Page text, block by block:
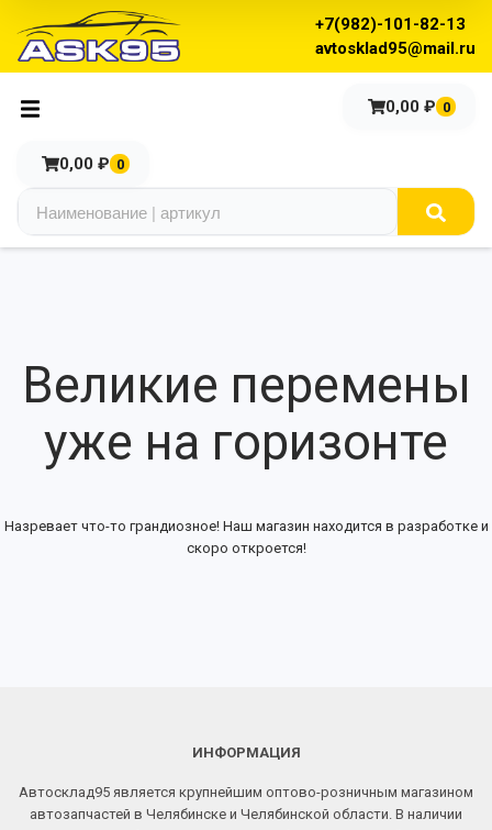
+7(982)-101-82-13
avtosklad95@mail.ru
0,00 ₽ 0
0,00 ₽ 0
Великие перемены
уже на горизонте
Назревает что-то грандиозное! Наш магазин находится в разработке и
скоро откроется!
ИНФОРМАЦИЯ
Автосклад95 является крупнейшим оптово-розничным магазином
автозапчастей в Челябинске и Челябинской области. В наличии